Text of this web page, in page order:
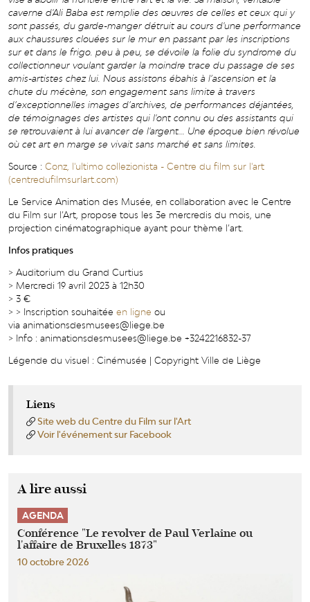
caverne d'Ali Baba est remplie des œuvres de celles et ceux qui y
sont passés, du garde-manger détruit au cours d'une performance
aux chaussures clouées sur le mur en passant par les inscriptions
sur et dans le frigo. peu à peu, se dévoile la folie du syndrome du
collectionneur voulant garder la moindre trace du passage de ses
amis-artistes chez lui. Nous assistons ébahis à l’ascension et la
chute du mécène, son engagement sans limite à travers
d’exceptionnelles images d’archives, de performances déjantées,
de témoignages des artistes qui l'ont connu ou des assistants qui
se retrouvaient à lui avancer de l'argent... Une époque bien révolue
où cet art en marge se vivait sans marché et sans limites.
Source : Conz, l'ultimo collezionista - Centre du film sur l'art
(centredufilmsurlart.com)
Le Service Animation des Musée, en collaboration avec le Centre
du Film sur l’Art, propose tous les 3e mercredis du mois, une
projection cinématographique ayant pour thème l’art.
Infos pratiques
> Auditorium du Grand Curtius
> Mercredi 19 avril 2023 à 12h30
> 3 €
> > Inscription souhaitée en ligne ou
via animationsdesmusees@liege.be
> Info : animationsdesmusees@liege.be +3242216832-37
Légende du visuel : Cinémusée | Copyright Ville de Liège
Liens
Site web du Centre du Film sur l'Art
Voir l'événement sur Facebook
A lire aussi
AGENDA
Conférence "Le revolver de Paul Verlaine ou
l'affaire de Bruxelles 1873"
10 octobre 2026